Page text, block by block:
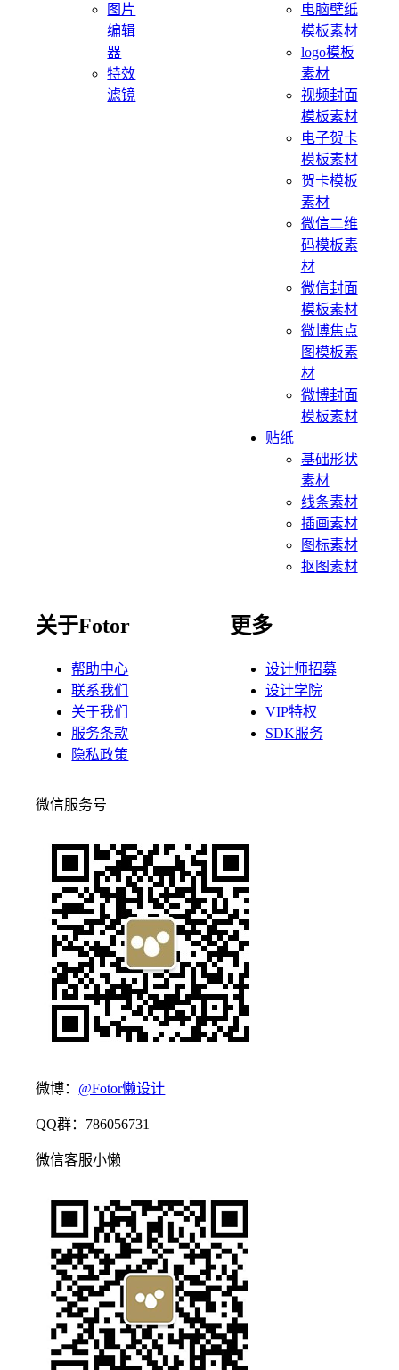
图片
编辑
器
特效
滤镜
电脑壁纸
模板素材
logo模板
素材
视频封面
模板素材
电子贺卡
模板素材
贺卡模板
素材
微信二维
码模板素
材
微信封面
模板素材
微博焦点
图模板素
材
微博封面
模板素材
贴纸
基础形状
素材
线条素材
插画素材
图标素材
抠图素材
关于Fotor
帮助中心
联系我们
关于我们
服务条款
隐私政策
更多
设计师招募
设计学院
VIP特权
SDK服务
微信服务号
微博： @Fotor懒设计
QQ群：786056731
微信客服小懒